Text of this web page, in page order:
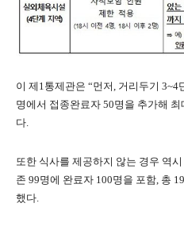
이 제1통제관은 “먼저, 거리두기
명에서 접종완료자 50명을 추가해
다.
또한 식사를 제공하지 않는 경우 역
존 99명에 완료자 100명을 포함, 총
했다.